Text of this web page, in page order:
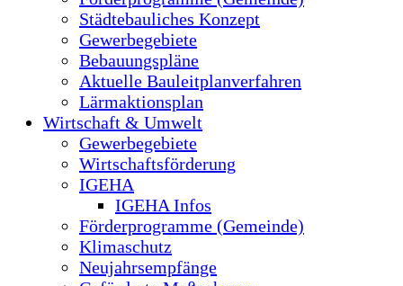
Städtebauliches Konzept
Gewerbegebiete
Bebauungspläne
Aktuelle Bauleitplanverfahren
Lärmaktionsplan
Wirtschaft & Umwelt
Gewerbegebiete
Wirtschaftsförderung
IGEHA
IGEHA Infos
Förderprogramme (Gemeinde)
Klimaschutz
Neujahrsempfänge